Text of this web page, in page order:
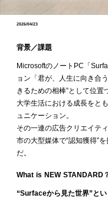
2026/04/23
背景／課題
MicrosoftのノートPC「
ョン「君が、人生に向き合
きるための相棒”として位置
大学生活における成長をと
ュニケーション。
その一連の広告クリエイテ
市の大型媒体で“認知獲得”
だ。
What is NEW STANDARD
“Surfaceから見た世界”と